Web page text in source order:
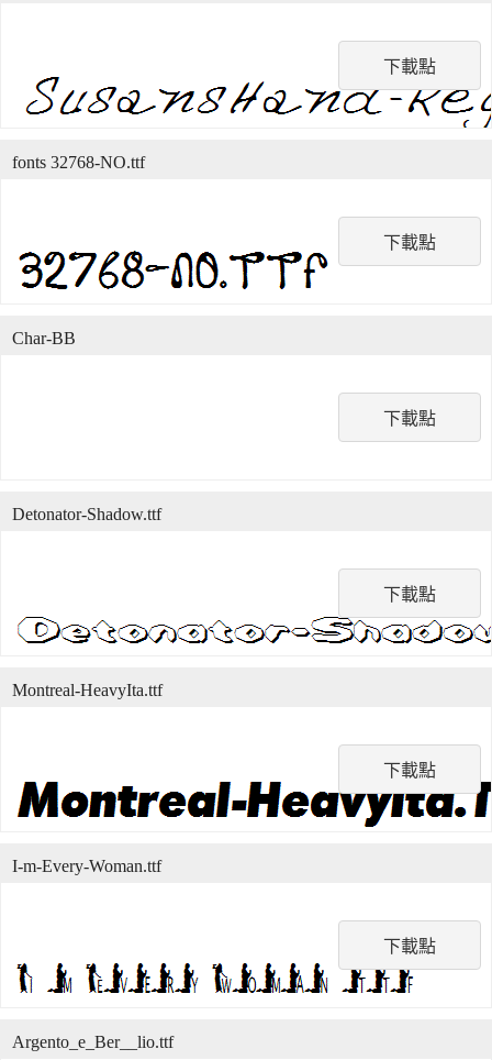
下載點
下載點
fonts 32768-NO.ttf
下載點
Char-BB
下載點
Detonator-Shadow.ttf
下載點
Montreal-HeavyIta.ttf
下載點
I-m-Every-Woman.ttf
Argento_e_Ber__lio.ttf